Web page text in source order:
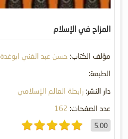
المزاح في الإسلام
مؤلف الكتاب: حسن عبد الغني ابوغدة
الطبعة:
دار النشر: رابطة العالم الإسلامي
عدد الصفحات: 162
5.00